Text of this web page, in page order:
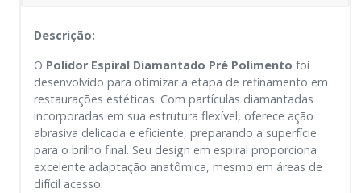
Descrição:
O Polidor Espiral Diamantado Pré Polimento foi
desenvolvido para otimizar a etapa de refinamento em
restaurações estéticas. Com partículas diamantadas
incorporadas em sua estrutura flexível, oferece ação
abrasiva delicada e eficiente, preparando a superfície
para o brilho final. Seu design em espiral proporciona
excelente adaptação anatômica, mesmo em áreas de
difícil acesso.